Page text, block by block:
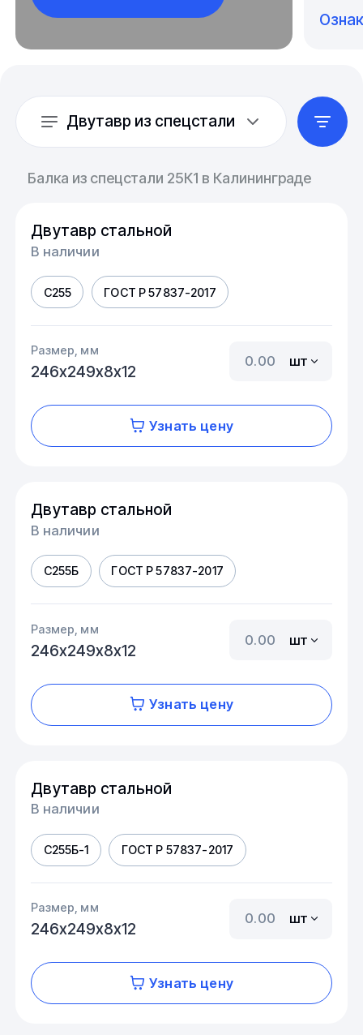
Двутавр из спецстали
Балка из спецстали 25К1 в Калининграде
Двутавр стальной
В наличии
С255 ГОСТ Р 57837-2017
Размер, мм
246х249х8х12
шт
Узнать цену
Двутавр стальной
В наличии
С255Б ГОСТ Р 57837-2017
Размер, мм
246х249х8х12
шт
Узнать цену
Двутавр стальной
В наличии
С255Б-1 ГОСТ Р 57837-2017
Размер, мм
246х249х8х12
шт
Узнать цену